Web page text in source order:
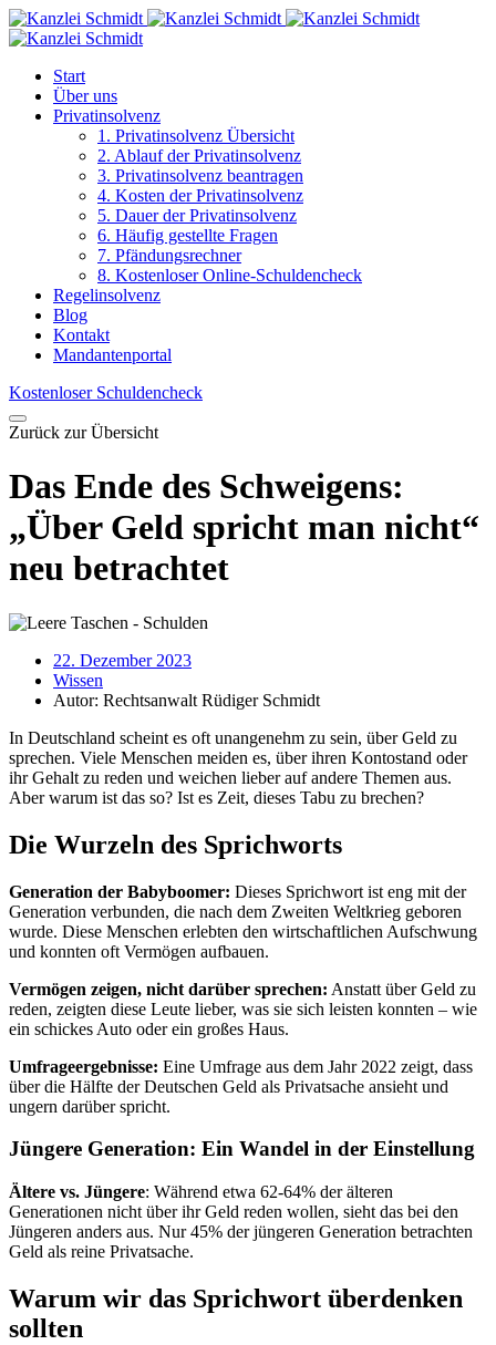
Start
Über uns
Privatinsolvenz
1. Privatinsolvenz Übersicht
2. Ablauf der Privatinsolvenz
3. Privatinsolvenz beantragen
4. Kosten der Privatinsolvenz
5. Dauer der Privatinsolvenz
6. Häufig gestellte Fragen
7. Pfändungsrechner
8. Kostenloser Online-Schuldencheck
Regelinsolvenz
Blog
Kontakt
Mandantenportal
Kostenloser Schuldencheck
Zurück zur Übersicht
Das Ende des Schweigens:
„Über Geld spricht man nicht“
neu betrachtet
22. Dezember 2023
Wissen
Autor: Rechtsanwalt Rüdiger Schmidt
In Deutschland scheint es oft unangenehm zu sein, über Geld zu
sprechen. Viele Menschen meiden es, über ihren Kontostand oder
ihr Gehalt zu reden und weichen lieber auf andere Themen aus.
Aber warum ist das so? Ist es Zeit, dieses Tabu zu brechen?
Die Wurzeln des Sprichworts
Generation der Babyboomer: Dieses Sprichwort ist eng mit der
Generation verbunden, die nach dem Zweiten Weltkrieg geboren
wurde. Diese Menschen erlebten den wirtschaftlichen Aufschwung
und konnten oft Vermögen aufbauen.
Vermögen zeigen, nicht darüber sprechen: Anstatt über Geld zu
reden, zeigten diese Leute lieber, was sie sich leisten konnten – wie
ein schickes Auto oder ein großes Haus.
Umfrageergebnisse: Eine Umfrage aus dem Jahr 2022 zeigt, dass
über die Hälfte der Deutschen Geld als Privatsache ansieht und
ungern darüber spricht.
Jüngere Generation: Ein Wandel in der Einstellung
Ältere vs. Jüngere: Während etwa 62-64% der älteren
Generationen nicht über ihr Geld reden wollen, sieht das bei den
Jüngeren anders aus. Nur 45% der jüngeren Generation betrachten
Geld als reine Privatsache.
Warum wir das Sprichwort überdenken
sollten